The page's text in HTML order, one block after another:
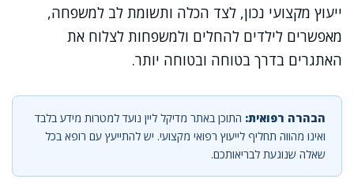
ייעוץ מקצועי נכון, לצד הכלה ותשומת לב למשפחה,
מאפשרים לילדים להחלים ולמשפחות לצלוח את
האתגרים בדרך בטוחה ובטוחה יותר.
הבהרה רפואית: התוכן באתר מדיקל ליין נועד למטרות מידע בלבד
ואינו מהווה תחליף לייעוץ רפואי מקצועי. יש להתייעץ עם רופא בכל
שאלה שנוגעת לבריאותכם.